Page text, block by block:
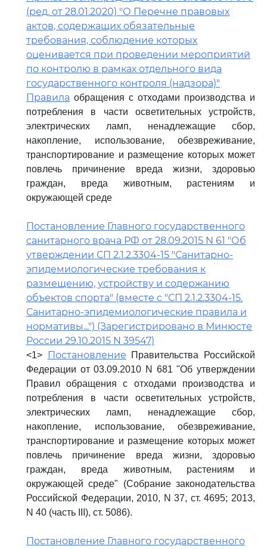
(ред. от 28.01.2020) "О Перечне правовых
актов, содержащих обязательные
требования, соблюдение которых
оценивается при проведении мероприятий
по контролю в рамках отдельного вида
государственного контроля (надзора)"
Правила обращения с отходами производства и
потребления в части осветительных устройств,
электрических ламп, ненадлежащие сбор,
накопление, использование, обезвреживание,
транспортирование и размещение которых может
повлечь причинение вреда жизни, здоровью
граждан, вреда животным, растениям и
окружающей среде
Постановление Главного государственного
санитарного врача РФ от 28.09.2015 N 61 "Об
утверждении СП 2.1.2.3304-15 "Санитарно-
эпидемиологические требования к
размещению, устройству и содержанию
объектов спорта" (вместе с "СП 2.1.2.3304-15.
Санитарно-эпидемиологические правила и
нормативы...") (Зарегистрировано в Минюсте
России 29.10.2015 N 39547)
<1> Постановление Правительства Российской
Федерации от 03.09.2010 N 681 "Об утверждении
Правил обращения с отходами производства и
потребления в части осветительных устройств,
электрических ламп, ненадлежащие сбор,
накопление, использование, обезвреживание,
транспортирование и размещение которых может
повлечь причинение вреда жизни, здоровью
граждан, вреда животным, растениям и
окружающей среде" (Собрание законодательства
Российской Федерации, 2010, N 37, ст. 4695; 2013,
N 40 (часть III), ст. 5086).
Постановление Главного государственного